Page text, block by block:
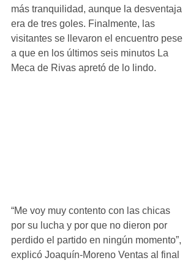
más tranquilidad, aunque la desventaja
era de tres goles. Finalmente, las
visitantes se llevaron el encuentro pese
a que en los últimos seis minutos La
Meca de Rivas apretó de lo lindo.
“Me voy muy contento con las chicas
por su lucha y por que no dieron por
perdido el partido en ningún momento”,
explicó Joaquín-Moreno Ventas al final